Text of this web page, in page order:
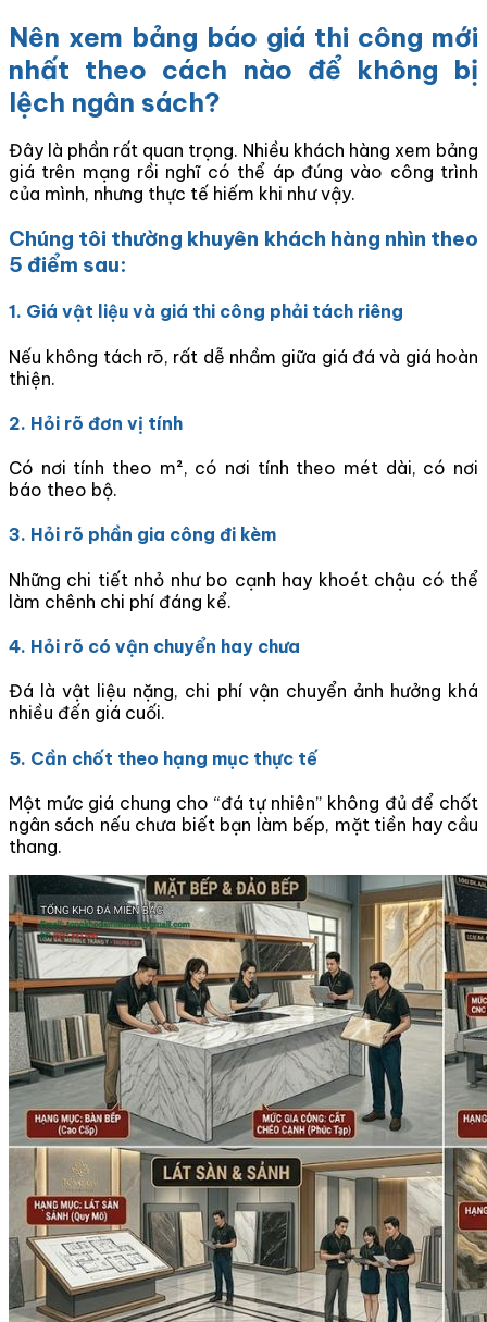
Nên xem bảng báo giá thi công mới
nhất theo cách nào để không bị
lệch ngân sách?
Đây là phần rất quan trọng. Nhiều khách hàng xem bảng
giá trên mạng rồi nghĩ có thể áp đúng vào công trình
của mình, nhưng thực tế hiếm khi như vậy.
Chúng tôi thường khuyên khách hàng nhìn theo
5 điểm sau:
1. Giá vật liệu và giá thi công phải tách riêng
Nếu không tách rõ, rất dễ nhầm giữa giá đá và giá hoàn
thiện.
2. Hỏi rõ đơn vị tính
Có nơi tính theo m², có nơi tính theo mét dài, có nơi
báo theo bộ.
3. Hỏi rõ phần gia công đi kèm
Những chi tiết nhỏ như bo cạnh hay khoét chậu có thể
làm chênh chi phí đáng kể.
4. Hỏi rõ có vận chuyển hay chưa
Đá là vật liệu nặng, chi phí vận chuyển ảnh hưởng khá
nhiều đến giá cuối.
5. Cần chốt theo hạng mục thực tế
Một mức giá chung cho “đá tự nhiên” không đủ để chốt
ngân sách nếu chưa biết bạn làm bếp, mặt tiền hay cầu
thang.